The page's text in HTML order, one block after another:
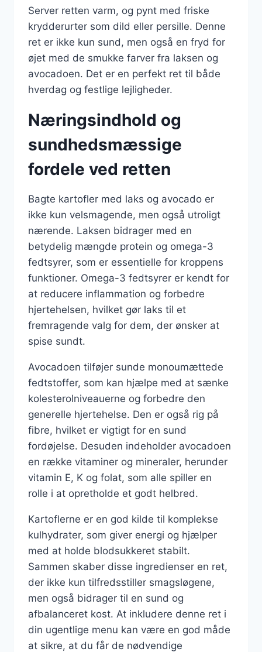
Server retten varm, og pynt med friske
krydderurter som dild eller persille. Denne
ret er ikke kun sund, men også en fryd for
øjet med de smukke farver fra laksen og
avocadoen. Det er en perfekt ret til både
hverdag og festlige lejligheder.
Næringsindhold og
sundhedsmæssige
fordele ved retten
Bagte kartofler med laks og avocado er
ikke kun velsmagende, men også utroligt
nærende. Laksen bidrager med en
betydelig mængde protein og omega-3
fedtsyrer, som er essentielle for kroppens
funktioner. Omega-3 fedtsyrer er kendt for
at reducere inflammation og forbedre
hjertehelsen, hvilket gør laks til et
fremragende valg for dem, der ønsker at
spise sundt.
Avocadoen tilføjer sunde monoumættede
fedtstoffer, som kan hjælpe med at sænke
kolesterolniveauerne og forbedre den
generelle hjertehelse. Den er også rig på
fibre, hvilket er vigtigt for en sund
fordøjelse. Desuden indeholder avocadoen
en række vitaminer og mineraler, herunder
vitamin E, K og folat, som alle spiller en
rolle i at opretholde et godt helbred.
Kartoflerne er en god kilde til komplekse
kulhydrater, som giver energi og hjælper
med at holde blodsukkeret stabilt.
Sammen skaber disse ingredienser en ret,
der ikke kun tilfredsstiller smagsløgene,
men også bidrager til en sund og
afbalanceret kost. At inkludere denne ret i
din ugentlige menu kan være en god måde
at sikre, at du får de nødvendige